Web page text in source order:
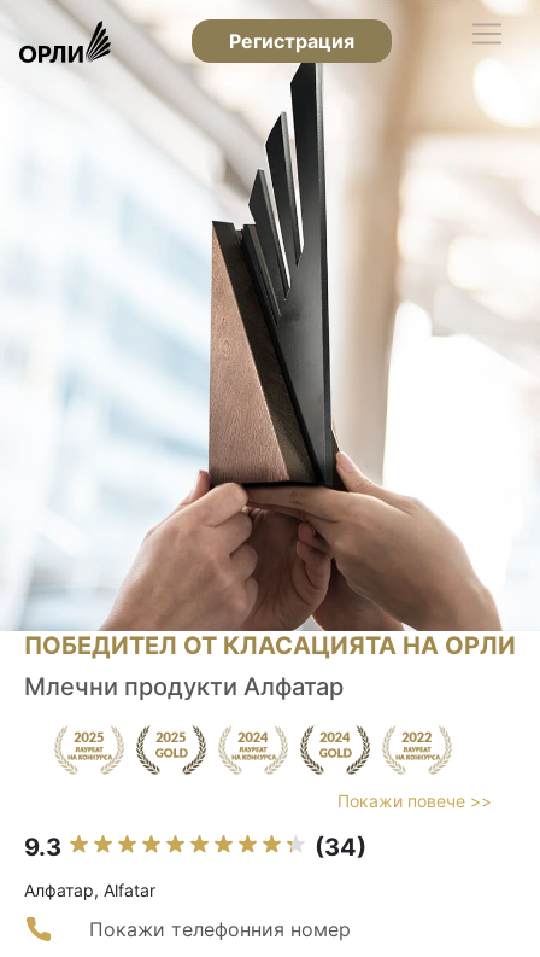
Регистрация
ПОБЕДИТЕЛ ОТ КЛАСАЦИЯТА НА ОРЛИ
Млечни продукти Алфатар
Покажи повече >>
9.3 (34)
Алфатар, Alfatar
Покажи телефонния номер